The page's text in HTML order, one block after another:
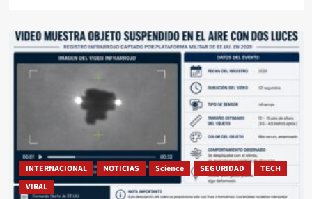
INTERNACIONAL NOTICIAS Science SEGURIDAD
TECH
VIRAL